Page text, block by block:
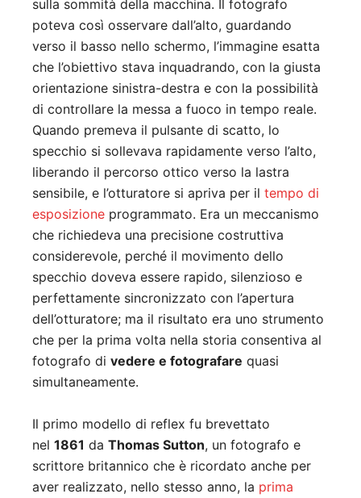
sulla sommità della macchina. Il fotografo
poteva così osservare dall’alto, guardando
verso il basso nello schermo, l’immagine esatta
che l’obiettivo stava inquadrando, con la giusta
orientazione sinistra-destra e con la possibilità
di controllare la messa a fuoco in tempo reale.
Quando premeva il pulsante di scatto, lo
specchio si sollevava rapidamente verso l’alto,
liberando il percorso ottico verso la lastra
sensibile, e l’otturatore si apriva per il tempo di
esposizione programmato. Era un meccanismo
che richiedeva una precisione costruttiva
considerevole, perché il movimento dello
specchio doveva essere rapido, silenzioso e
perfettamente sincronizzato con l’apertura
dell’otturatore; ma il risultato era uno strumento
che per la prima volta nella storia consentiva al
fotografo di vedere e fotografare quasi
simultaneamente.
Il primo modello di reflex fu brevettato
nel 1861 da Thomas Sutton, un fotografo e
scrittore britannico che è ricordato anche per
aver realizzato, nello stesso anno, la prima